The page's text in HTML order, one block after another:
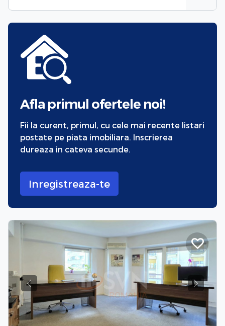
Afla primul ofertele noi!
Fii la curent, primul, cu cele mai recente listari
postate pe piata imobiliara. Inscrierea
dureaza in cateva secunde.
Inregistreaza-te
Previous Next